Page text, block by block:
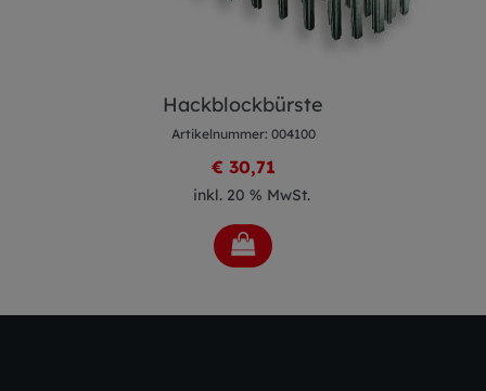
Hackblockbürste
Artikelnummer: 004100
€ 30,71
inkl. 20 % MwSt.